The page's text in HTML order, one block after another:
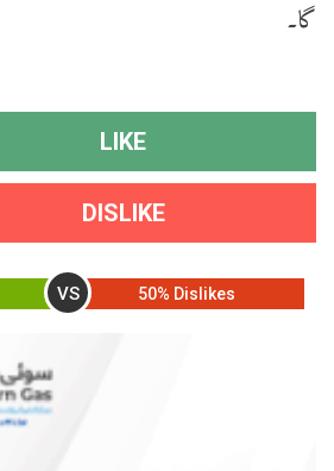
گا۔
LIKE
DISLIKE
VS 50% Dislikes